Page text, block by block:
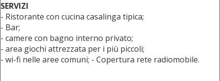
SERVIZI
- Ristorante con cucina casalinga tipica;
- Bar;
- camere con bagno interno privato;
- area giochi attrezzata per i più piccoli;
- wi-fi nelle aree comuni; - Copertura rete radiomobile.